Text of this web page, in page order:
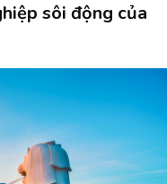
sôi động của